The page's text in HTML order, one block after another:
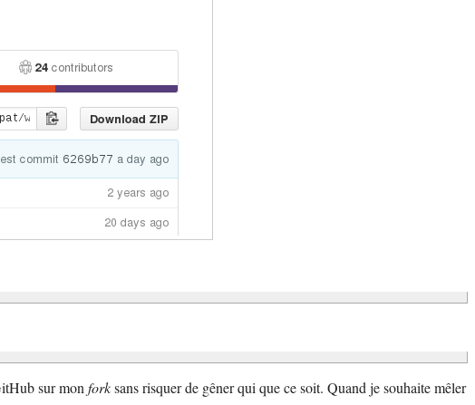
sur monforksans risquer de gêner qui que ce soit. Quand je souhaite mêler